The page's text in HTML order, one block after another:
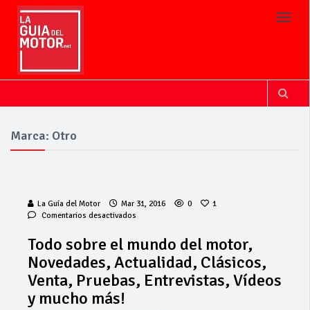
Marca: Otro
La Guía del Motor Mar 31, 2016 0
1
Comentarios desactivados
el
mundo
del
motor,
Todo sobre el mundo del motor,
Novedades, Actualidad, Clásicos,
Venta, Pruebas, Entrevistas, Vídeos
y mucho más!
La Junta
implementa
mejoras en la